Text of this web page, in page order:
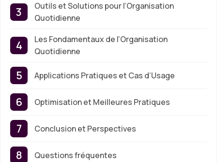
Outils et Solutions pour l’Organisation
Quotidienne
Les Fondamentaux de l’Organisation
Quotidienne
Applications Pratiques et Cas d’Usage
Optimisation et Meilleures Pratiques
Conclusion et Perspectives
Questions fréquentes